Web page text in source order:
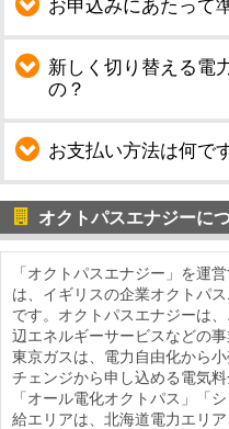
お申込みにあたって
新しく切り替える電
の？
お支払い方法は何で
オクトパスエナジーに
「オクトパスエナジー」を運
は、イギリスの企業オクトパ
です。オクトパスエナジーは
辺エネルギーサービスなどの
東京ガスは、電力自由化から
チェンジから申し込める電気
「オール電化オクトパス」「
給エリアは、北海道電力エリ